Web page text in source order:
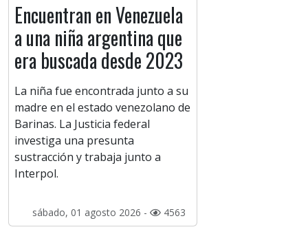
Encuentran en Venezuela
a una niña argentina que
era buscada desde 2023
La niña fue encontrada junto a su
madre en el estado venezolano de
Barinas. La Justicia federal
investiga una presunta
sustracción y trabaja junto a
Interpol.
sábado, 01 agosto 2026 - 4563